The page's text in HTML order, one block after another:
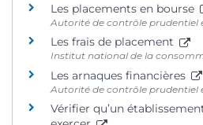
Les placements en bourse
Autorité de contrôle prudentiel
Les frais de placement
Institut national de la
Les arnaques financières
Autorité de contrôle prudentiel
Vérifier qu’un